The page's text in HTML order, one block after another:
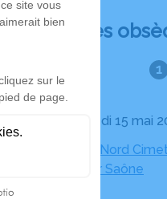
Déroulé des
Le vendredi 15 mai
cimetiere Nord
Chalon sur Saône